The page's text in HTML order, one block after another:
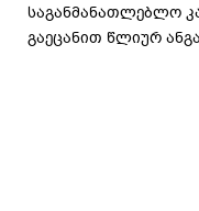
საგანმანათლებლო
გაეცანით წლიურ